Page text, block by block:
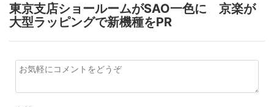
東京支店ショールームがSAO一色に 京楽が
大型ラッピングで新機種をPR